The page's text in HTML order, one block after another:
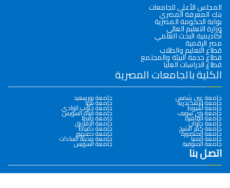
المجلس الأعلى للجامعات
بنك المعرفة المصري
بوابة الحكومة المصرية
وزارة التعليم العالي
أكاديمية البحث العلمي
مصر الرقمية
قطاع التعليم والطلاب
قطاع خدمة البيئة والمجتمع
قطاع الدراسات العليا
الكلية بالجامعات المصرية
جامعة عين شمس
جامعة الإسكندرية
جامعة أسيوط
جامعة بني سويف
جامعة القاهرة
جامعة حلوان
جامعة كفر الشيخ
جامعة المنصورة
جامعة المنيا
جامعة المنوفية
جامعة بورسعيد
جامعة بنها
جامعة جنوب الوادي
جامعة قناة السويس
جامعة طنطا
جامعة الزقازيق
جامعة دمياط
جامعة دمنهور
جامعة مدينة السادات
جامعة السويس اتصل بنا